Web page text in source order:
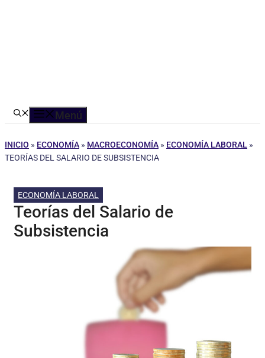
Menú
INICIO » ECONOMÍA » MACROECONOMÍA » ECONOMÍA LABORAL »
TEORÍAS DEL SALARIO DE SUBSISTENCIA
ECONOMÍA LABORAL
Teorías del Salario de
Subsistencia